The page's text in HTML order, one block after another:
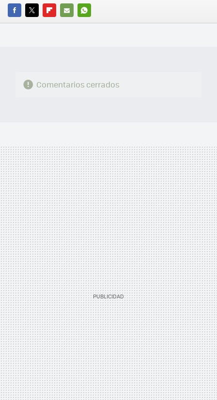
FACEBOOK
TWITTERFLIPBOARD
E-
WHATSAPP
Comentarios cerrados